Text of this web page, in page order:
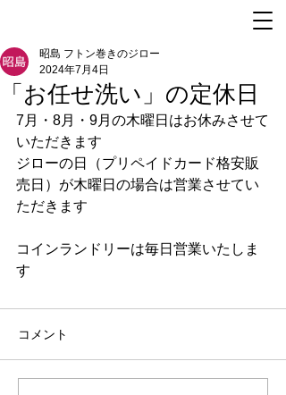
「お任せ洗い」の定休日
昭島 フトン巻きのジロー
2024年7月4日
7月・8月・9月の木曜日はお休みさせて
いただきます
ジローの日（プリペイドカード格安販
売日）が木曜日の場合は営業させてい
ただきます
コインランドリーは毎日営業いたしま
す
コメント